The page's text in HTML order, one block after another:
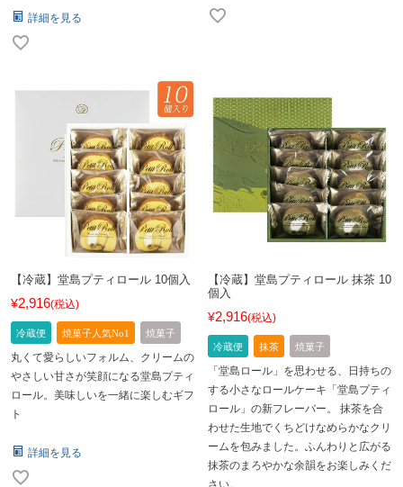
詳細を見る
【冷蔵】堂島プティロール 10個入
¥2,916 税込
冷蔵便 焼菓子人気No1 焼菓子
丸くて愛らしいフォルム、クリームの
やさしい甘さが笑顔になる堂島プティ
ロール。美味しいを一緒に楽しむギフ
ト
詳細を見る
【冷蔵】堂島プティロール 抹茶 10
個入
¥2,916 税込
冷蔵便 抹茶 焼菓子
「堂島ロール」を思わせる、日持ちの
する小さなロールケーキ「堂島プティ
ロール」の新フレーバー。 抹茶を合
わせた生地でくちどけなめらかなクリ
ームを包みました。ふんわりと広がる
抹茶のまろやかな余韻をお楽しみくだ
さい。